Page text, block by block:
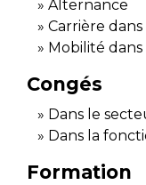
Alternance
Carrière
Mobilité
Congés
Dans le
Dans la
Formation